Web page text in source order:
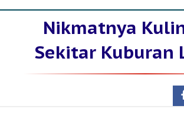
Nikmatnya
Sekitar Kuburan